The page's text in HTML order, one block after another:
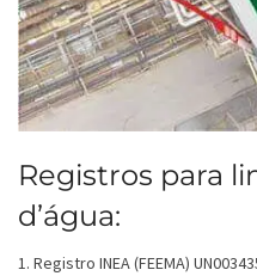
Registros para
d’água:
1. Registro INEA (FEEMA)